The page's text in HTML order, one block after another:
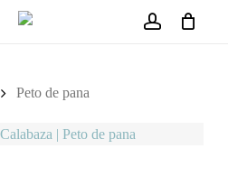
Peto de pana